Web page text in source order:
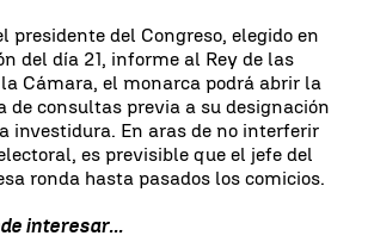
presidente del Congreso, elegido en
del día 21, informe al Rey de las
Cámara, el monarca podrá abrir la
de consultas previa a su designación
investidura. En aras de no interferir
es previsible que el jefe del
ronda hasta pasados los comicios.
interesar...